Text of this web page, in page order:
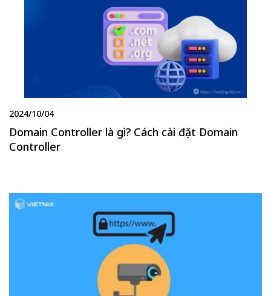
2024/10/04
Domain Controller là gì? Cách cài đặt Domain
Controller